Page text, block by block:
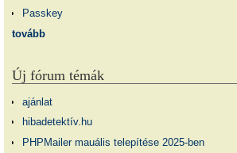
Passkey
tovább
Új fórum témák
ajánlat
hibadetektív.hu
PHPMailer mauális telepítése 2025-ben